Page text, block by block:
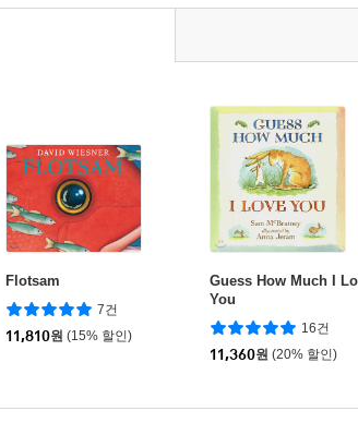
Flotsam
7건
11,810원 (15% 할인)
Guess How Much I
You
16건
11,360원 (20% 할인)